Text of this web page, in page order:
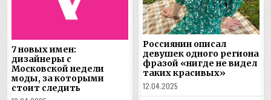
7 новых имен:
дизайнеры с
Московской недели
моды, за которыми
стоит следить
Россиянин описал
девушек одного региона
фразой «нигде не видел
таких красивых»
12.04.2025